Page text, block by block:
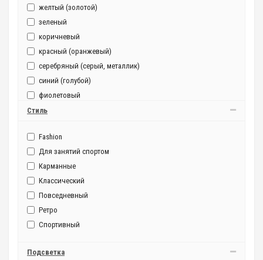
желтый (золотой)
зеленый
коричневый
красный (оранжевый)
серебряный (серый, металлик)
синий (голубой)
фиолетовый
черный
Стиль
Fashion
Для занятий спортом
Карманные
Классический
Повседневный
Ретро
Спортивный
Подсветка